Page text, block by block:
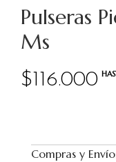
Pulseras
Ms
$116.000
Compras y